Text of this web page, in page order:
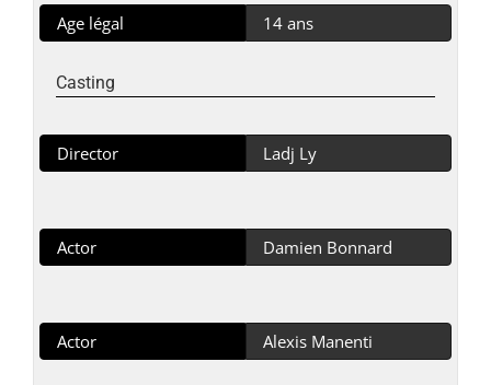
Age légal 14 ans
Casting
Director Ladj Ly
Actor Damien Bonnard
Actor Alexis Manenti